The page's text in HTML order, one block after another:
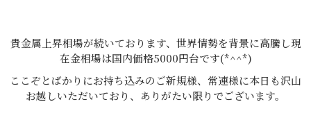
貴金属上昇相場が続いております、世界情勢を背景に高騰し現
在金相場は国内価格5000円台です(*^^*)
ここぞとばかりにお持ち込みのご新規様、常連様に本日も沢山
お越しいただいており、ありがたい限りでございます。